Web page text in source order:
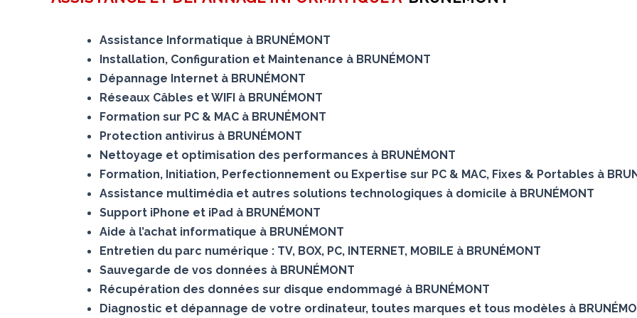
Assistance Informatique à BRUNÉMONT
Installation, Configuration et Maintenance à BRUNÉMONT
Dépannage Internet à BRUNÉMONT
Réseaux Câbles et WIFI à BRUNÉMONT
Formation sur PC & MAC à BRUNÉMONT
Protection antivirus à BRUNÉMONT
Nettoyage et optimisation des performances à BRUNÉMONT
Formation, Initiation, Perfectionnement ou Expertise sur PC & MAC, Fixes & Portables à
Assistance multimédia et autres solutions technologiques à domicile à BRUNÉMONT
Support iPhone et iPad à BRUNÉMONT
Aide à l’achat informatique à BRUNÉMONT
Entretien du parc numérique : TV, BOX, PC, INTERNET, MOBILE à BRUNÉMONT
Sauvegarde de vos données à BRUNÉMONT
Récupération des données sur disque endommagé à BRUNÉMONT
Diagnostic et dépannage de votre ordinateur, toutes marques et tous modèles à